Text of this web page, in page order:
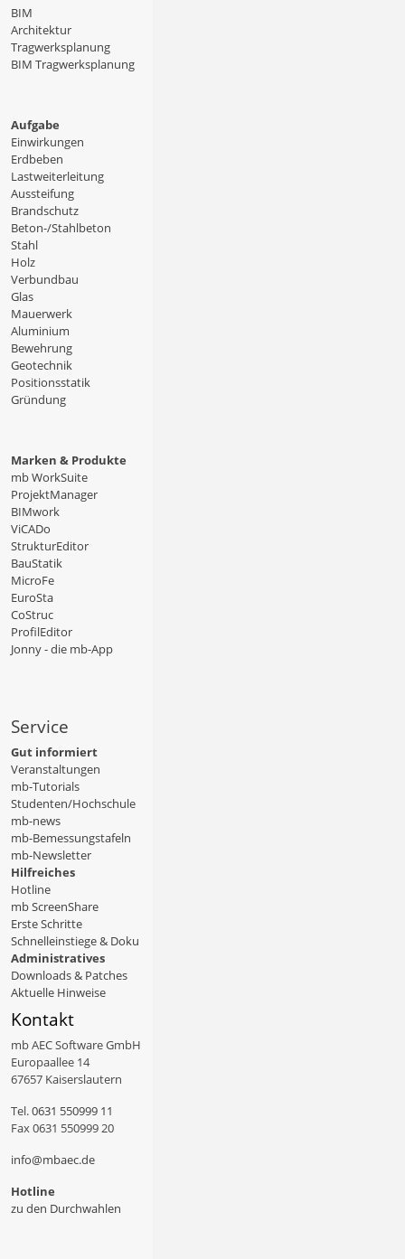
BIM
Architektur
Tragwerksplanung
BIM Tragwerksplanung
Aufgabe
Einwirkungen
Erdbeben
Lastweiterleitung
Aussteifung
Brandschutz
Beton-/Stahlbeton
Stahl
Holz
Verbundbau
Glas
Mauerwerk
Aluminium
Bewehrung
Geotechnik
Positionsstatik
Gründung
Marken & Produkte
mb WorkSuite
ProjektManager
BIMwork
ViCADo
StrukturEditor
BauStatik
MicroFe
EuroSta
CoStruc
ProfilEditor
Jonny - die mb-App
Service
Gut informiert
Veranstaltungen
mb-Tutorials
Studenten/Hochschule
mb-news
mb-Bemessungstafeln
mb-Newsletter
Hilfreiches
Hotline
mb ScreenShare
Erste Schritte
Schnelleinstiege & Doku
Administratives
Downloads & Patches
Aktuelle Hinweise
Kontakt
mb AEC Software GmbH
Europaallee 14
67657 Kaiserslautern
Tel.0631 550999 11
Fax 0631 550999 20
info@mbaec.de
Hotline
zu den Durchwahlen